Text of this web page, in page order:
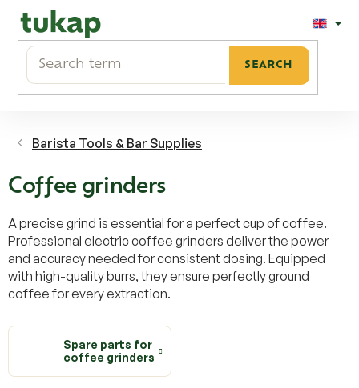
content
SEARCH
Barista Tools & Bar Supplies
Coffee grinders
A precise grind is essential for a perfect cup of coffee.
Professional electric coffee grinders deliver the power
and accuracy needed for consistent dosing. Equipped
with high-quality burrs, they ensure perfectly ground
coffee for every extraction.
Spare parts for
coffee grinders